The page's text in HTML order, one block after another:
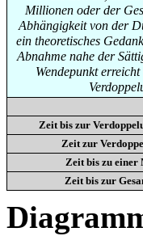
Millionen oder der
Abhängigkeit von der
ein theoretisches
Abnahme nahe der
Wendepunkt
Zeit bis zur
Zeit zur
Zeit bis zu
Zeit bis zur